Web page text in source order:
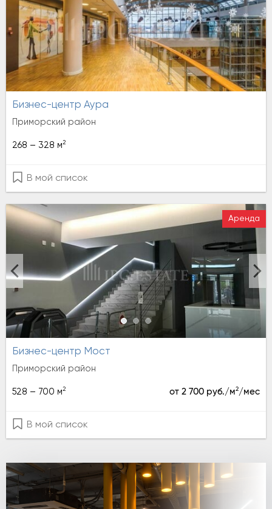
Бизнес-центр Аура
Приморский район
268 – 328 м2
В мой список
Аренда
Бизнес-центр Мост
Приморский район
528 – 700 м2 от 2 700 руб./м2/мес
В мой список